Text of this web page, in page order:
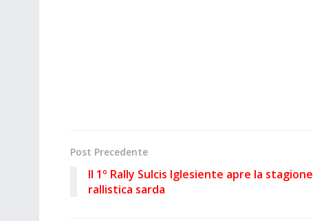
Post Precedente
Il 1º Rally Sulcis Iglesiente apre la stagione
rallistica sarda